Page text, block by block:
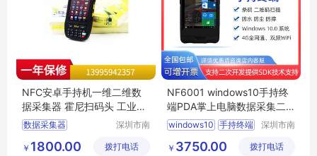
NFC安卓手持机一维二维数
据采集器 霍尼扫码头 工业三
防仓库物流PDA
数据采集器
仓库盘点机
深圳市南
技有限公
￥ 1800.00 拨打电话
NF6001 windows10手持终
端PDA掌上电脑数据采集二
维码工业手持设备
windows10 手持终端
深圳市南
技有限公
￥ 3750.00 拨打电话